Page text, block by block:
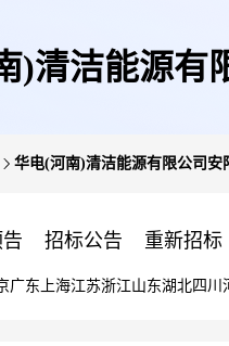
)清洁能源有
华电(河南)清洁能源有限公司安
招标公告 重新招标
广东 上海江苏浙江山东湖北四川